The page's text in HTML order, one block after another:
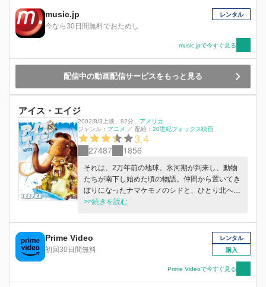
music.jp
今なら30日間無料でおためし
レンタル
music.jpで今すぐ見る
配信中の動画配信サービスをもっと見る
アイス・エイジ
2002/8/3上映 82分
アメリカ
ジャンル： アニメ ／ 配給： 20世紀フォックス映画
3.4
27487 1856
それは、2万年前の地球。氷河期が到来し、動物
たちが南下し始めた頃の物語。仲間から置いてき
ぼりになったナマケモノのシドと、ひとり北へ向
かうヘソ曲がりのマンモスマニー、そしてどこか
迷子になった人間の赤ちゃんを発見、ファミリー
に届ける旅へと出発するが・・・！
>>続きを読む
Prime Video
初回30日間無料
レンタル
購入
Prime Videoで今すぐ見る